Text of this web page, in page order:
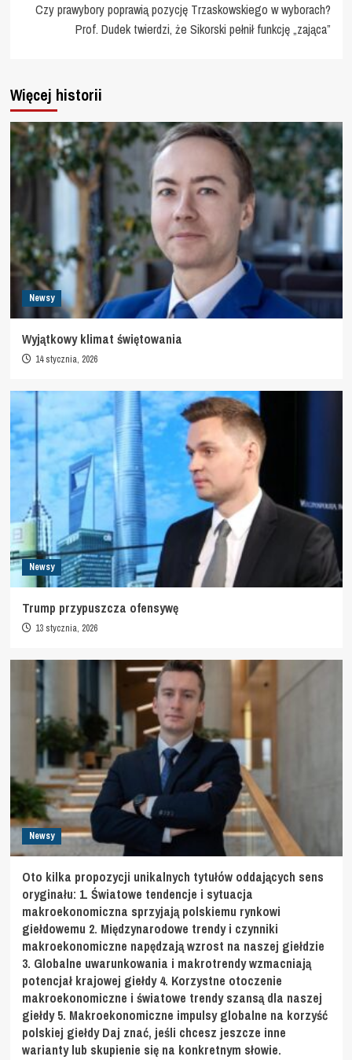
Czy prawybory poprawią pozycję Trzaskowskiego w wyborach?
Prof. Dudek twierdzi, że Sikorski pełnił funkcję „zająca”
Więcej historii
Newsy
Wyjątkowy klimat świętowania
14 stycznia, 2026
Newsy
Trump przypuszcza ofensywę
13 stycznia, 2026
Newsy
Oto kilka propozycji unikalnych tytułów oddających sens
oryginału: 1. Światowe tendencje i sytuacja
makroekonomiczna sprzyjają polskiemu rynkowi
giełdowemu 2. Międzynarodowe trendy i czynniki
makroekonomiczne napędzają wzrost na naszej giełdzie
3. Globalne uwarunkowania i makrotrendy wzmacniają
potencjał krajowej giełdy 4. Korzystne otoczenie
makroekonomiczne i światowe trendy szansą dla naszej
giełdy 5. Makroekonomiczne impulsy globalne na korzyść
polskiej giełdy Daj znać, jeśli chcesz jeszcze inne
warianty lub skupienie się na konkretnym słowie.